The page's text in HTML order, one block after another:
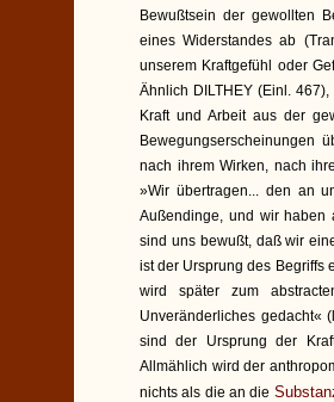
Bewußtsein der gewollten
eines Widerstandes ab
unserem Kraftgefühl oder
Ähnlich DILTHEY (Einl.
Kraft und Arbeit aus der
Bewegungserscheinungen
nach ihrem Wirken, nach
»Wir übertragen... den an
Außendinge, und wir haben
sind uns bewußt, daß wir
ist der Ursprung des Begriffs
wird später zum
Unveränderliches gedacht«
sind der Ursprung der
Allmählich wird der
nichts als die an die